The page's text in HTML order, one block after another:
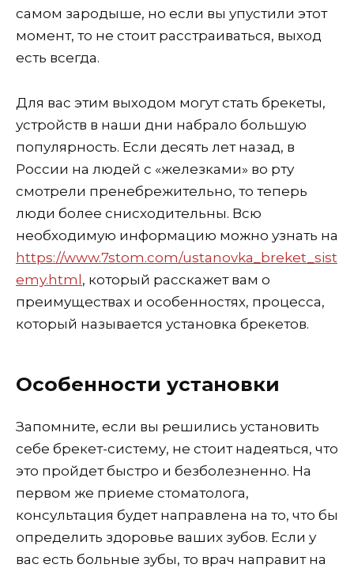
самом зародыше, но если вы упустили этот
момент, то не стоит расстраиваться, выход
есть всегда.
Для вас этим выходом могут стать брекеты,
устройств в наши дни набрало большую
популярность. Если десять лет назад, в
России на людей с «железками» во рту
смотрели пренебрежительно, то теперь
люди более снисходительны. Всю
необходимую информацию можно узнать на
https://www.7stom.com/ustanovka_breket_sist
emy.html, который расскажет вам о
преимуществах и особенностях, процесса,
который называется установка брекетов.
Особенности установки
Запомните, если вы решились установить
себе брекет-систему, не стоит надеяться, что
это пройдет быстро и безболезненно. На
первом же приеме стоматолога,
консультация будет направлена на то, что бы
определить здоровье ваших зубов. Если у
вас есть больные зубы, то врач направит на